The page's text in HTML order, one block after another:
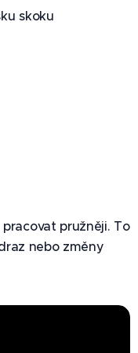
skoku
pružněji. To
nebo změny